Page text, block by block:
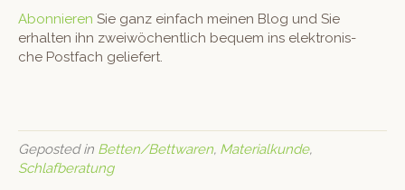
Abon­nieren Sie ganz ein­fach meinen Blog und Sie
erhal­ten ihn zwei­wöchentlich bequem ins elek­tro­n­is­
che Post­fach geliefert.
Geposted in Betten/Bettwaren, Materialkunde,
Schlafberatung